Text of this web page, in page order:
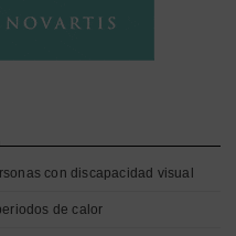
con discapacidad visual
de calor